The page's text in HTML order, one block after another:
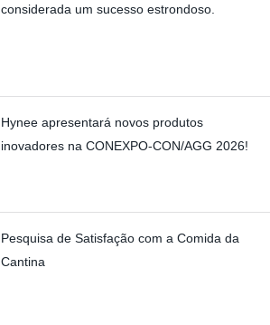
considerada um sucesso estrondoso.
Hynee apresentará novos produtos
inovadores na CONEXPO-CON/AGG 2026!
Pesquisa de Satisfação com a Comida da
Cantina